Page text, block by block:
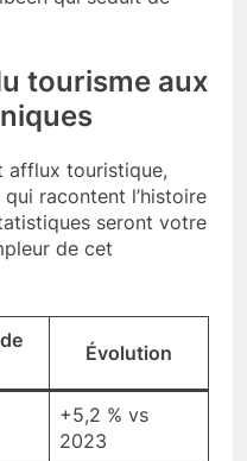
tourisme aux
afflux touristique,
racontent l’histoire
seront votre
de cet
Évolution
+5,2 % vs
2023